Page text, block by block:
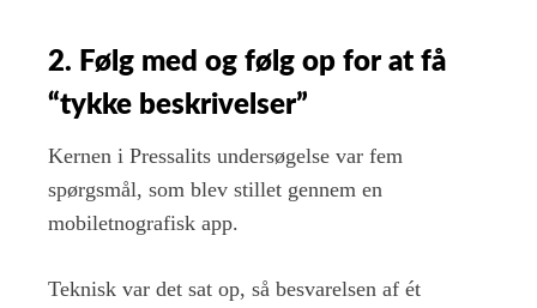
2. Følg med og følg op for at få
“tykke beskrivelser”
Kernen i Pressalits undersøgelse var fem
spørgsmål, som blev stillet gennem en
mobiletnografisk app.
Teknisk var det sat op, så besvarelsen af ét